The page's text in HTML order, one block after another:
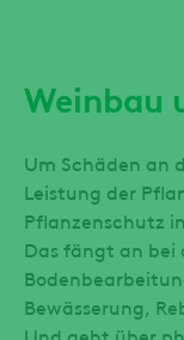
Weinbau
Um Schäden an
Leistung der
Pflanzenschutz
Das fängt an bei
Bewässerung,
Und geht über